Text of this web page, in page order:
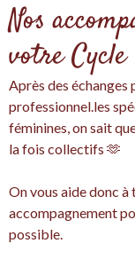
Nos
votre Cycle
Après des échanges
professionnel.les
féminines, on sait
la fois collectifs 🫶
On vous aide donc
accompagnement
possible.